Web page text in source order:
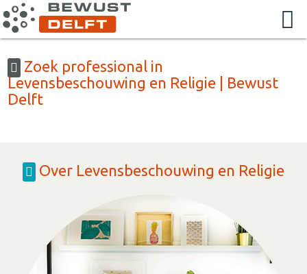
Zoek professional in
Levensbeschouwing en Religie | Bewust
Delft
Over Levensbeschouwing en Religie